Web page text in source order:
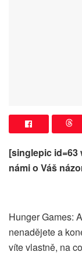
[singlepic id=63
námi o Váš
Hunger Games:
nenadějete a
víte vlastně, na